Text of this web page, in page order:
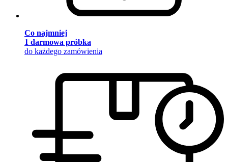
Co najmniej
1 darmowa próbka
do każdego zamówienia